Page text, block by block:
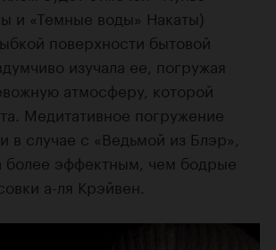
и «Темные воды» Накаты)
поверхности бытовой
изучала ее, погружая
атмосферу, которой
Медитативное погружение
в случае с «Ведьмой из Блэр»,
более эффектным, чем бодрые
а-ля Крэйвен.